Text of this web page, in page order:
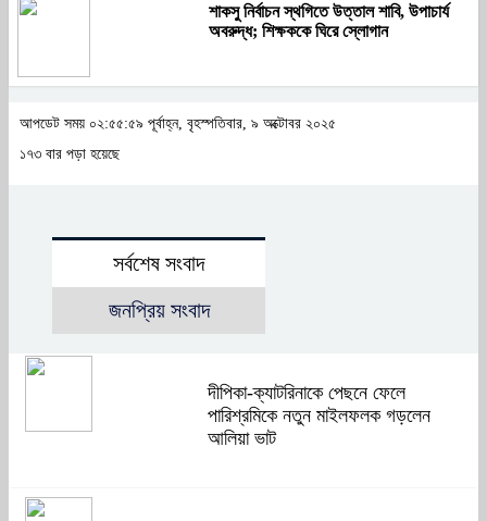
শাকসু নির্বাচন স্থগিতে উত্তাল শাবি, উপাচার্য
অবরুদ্ধ; শিক্ষককে ঘিরে স্লোগান
আপডেট সময় ০২:৫৫:৫৯ পূর্বাহ্ন, বৃহস্পতিবার, ৯ অক্টোবর ২০২৫
১৭৩ বার পড়া হয়েছে
সর্বশেষ সংবাদ
জনপ্রিয় সংবাদ
দীপিকা-ক্যাটরিনাকে পেছনে ফেলে
পারিশ্রমিকে নতুন মাইলফলক গড়লেন
আলিয়া ভাট